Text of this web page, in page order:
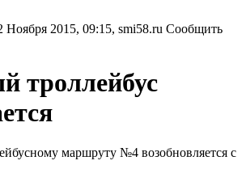
Ноября 2015, 09:15, smi58.ru Сообщить
троллейбус
маршруту №4 возобновляется с